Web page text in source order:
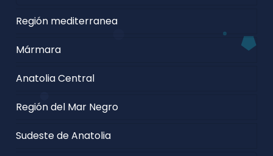
Región mediterranea
Mármara
Anatolia Central
Región del Mar Negro
Sudeste de Anatolia